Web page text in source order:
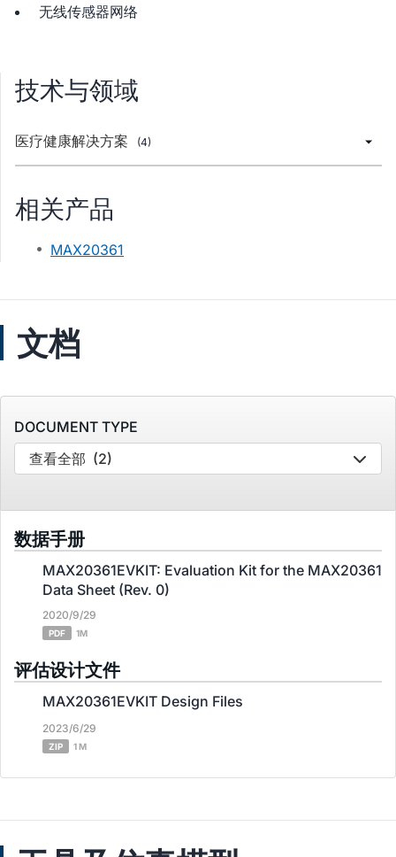
无线传感器网络
技术与领域
医疗健康解决方案 (4)
相关产品
MAX20361
文档
DOCUMENT TYPE
查看全部 (2)
数据手册
MAX20361EVKIT: Evaluation Kit for the MAX20361
Data Sheet (Rev. 0)
2020/9/29
PDF 1M
评估设计文件
MAX20361EVKIT Design Files
2023/6/29
ZIP 1 M